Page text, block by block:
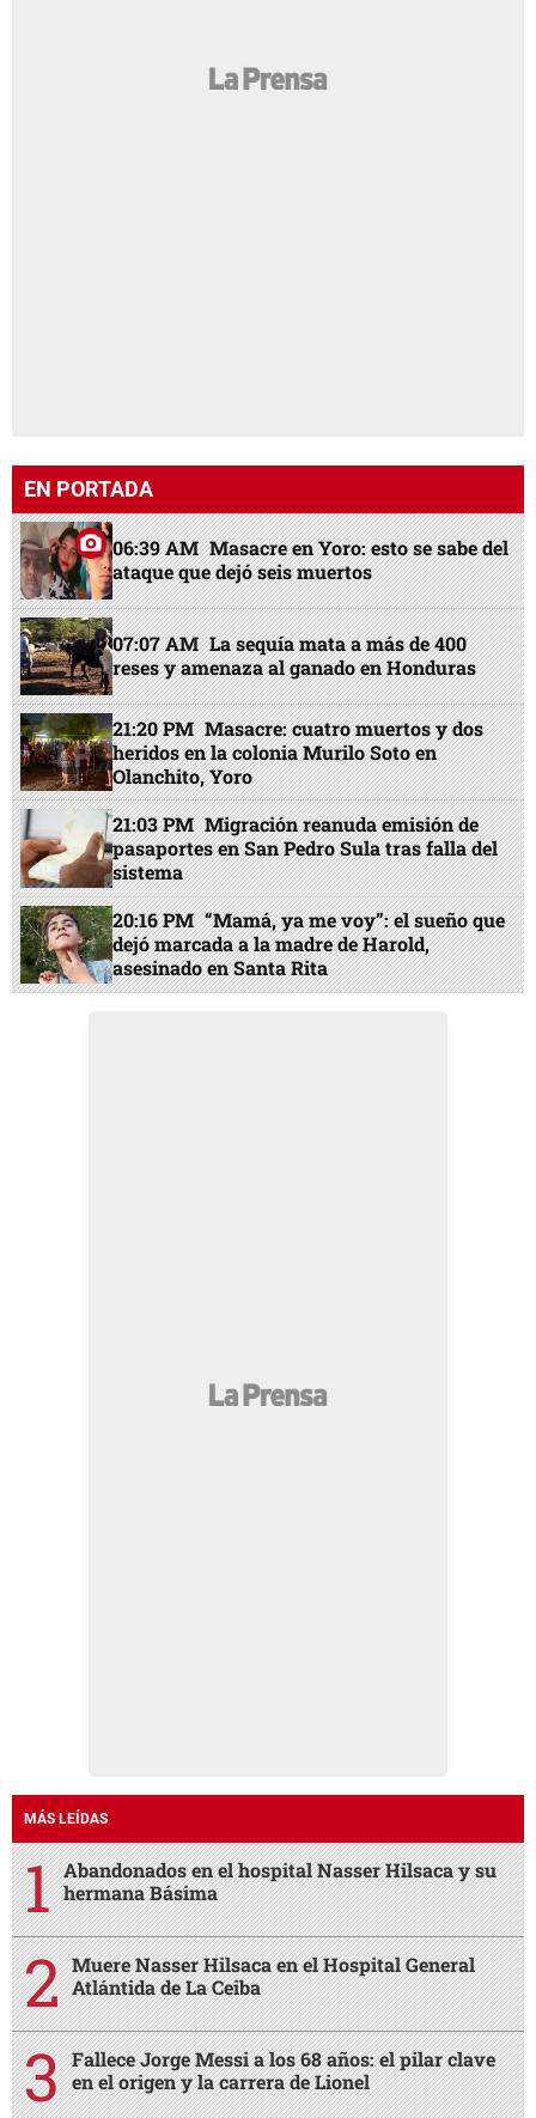
EN PORTADA
06:39 AM Masacre en Yoro: esto se sabe del
ataque que dejó seis muertos
07:07 AM La sequía mata a más de 400
reses y amenaza al ganado en Honduras
21:20 PM Masacre: cuatro muertos y dos
heridos en la colonia Murilo Soto en
Olanchito, Yoro
21:03 PM Migración reanuda emisión de
pasaportes en San Pedro Sula tras falla del
sistema
20:16 PM “Mamá, ya me voy”: el sueño que
dejó marcada a la madre de Harold,
asesinado en Santa Rita
MÁS LEÍDAS
Abandonados en el hospital Nasser Hilsaca y su
hermana Básima
Muere Nasser Hilsaca en el Hospital General
Atlántida de La Ceiba
Fallece Jorge Messi a los 68 años: el pilar clave
en el origen y la carrera de Lionel